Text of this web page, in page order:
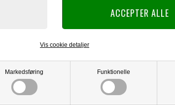
Markedsføring Funktionelle
Vis cookie detaljer